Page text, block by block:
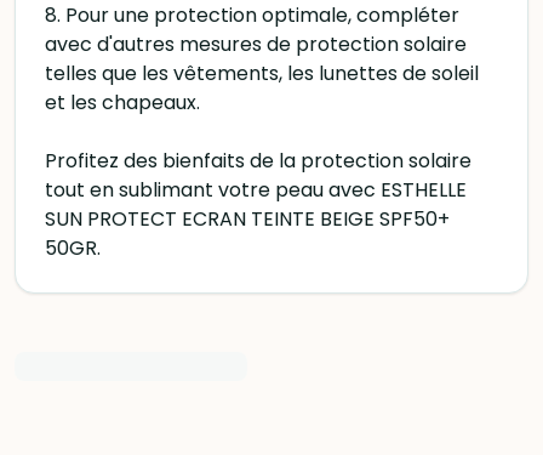
8. Pour une protection optimale, compléter
avec d'autres mesures de protection solaire
telles que les vêtements, les lunettes de soleil
et les chapeaux.
Profitez des bienfaits de la protection solaire
tout en sublimant votre peau avec ESTHELLE
SUN PROTECT ECRAN TEINTE BEIGE SPF50+
50GR.